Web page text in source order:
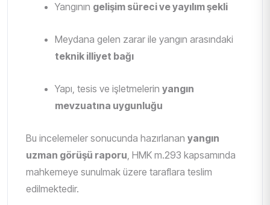
Yangının gelişim süreci ve yayılım şekli
Meydana gelen zarar ile yangın arasındaki
teknik illiyet bağı
Yapı, tesis ve işletmelerin yangın
mevzuatına uygunluğu
Bu incelemeler sonucunda hazırlanan yangın
uzman görüşü raporu, HMK m.293 kapsamında
mahkemeye sunulmak üzere taraflara teslim
edilmektedir.